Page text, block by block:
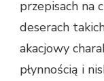
przepisach na
deserach
akacjowy
płynnością i